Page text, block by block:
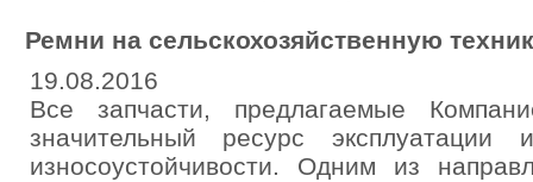
Ремни на сельскохозяйственную
19.08.2016
Все запчасти, предлагаемые
значительный ресурс
износоустойчивости. Одним из